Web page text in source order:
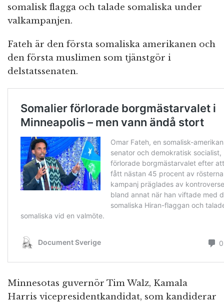
somalisk flagga och talade somaliska under
valkampanjen.
Fateh är den första somaliska amerikanen och
den första muslimen som tjänstgör i
delstatssenaten.
Minnesotas guvernör Tim Walz, Kamala
Harris vicepresidentkandidat, som kandiderar